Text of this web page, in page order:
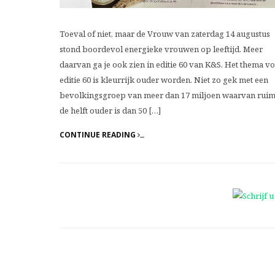
Toeval of niet, maar de Vrouw van zaterdag 14 augustus
stond boordevol energieke vrouwen op leeftijd. Meer
daarvan ga je ook zien in editie 60 van K&S. Het thema
editie 60 is kleurrijk ouder worden. Niet zo gek met een
bevolkingsgroep van meer dan 17 miljoen waarvan ruim
de helft ouder is dan 50 […]
CONTINUE READING